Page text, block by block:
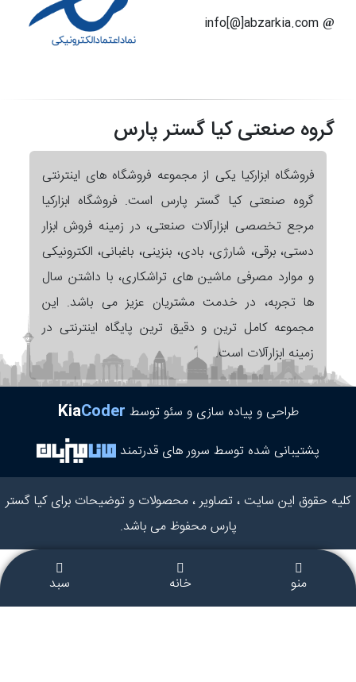
گروه صنعتی کیا گستر پارس
فروشگاه ابزارکیا یکی از مجموعه فروشگاه های اینترنتی
گروه صنعتی کیا گستر پارس است. فروشگاه ابزارکیا
مرجع تخصصی ابزارآلات صنعتی، در زمینه فروش ابزار
دستی، برقی، شارژی، بادی، بنزینی، باغبانی، الکترونیکی
و موارد مصرفی ماشین های تراشکاری، با داشتن سال
ها تجربه، در خدمت مشتریان عزیز می باشد. این
مجموعه کامل ترین و دقیق ترین پایگاه اینترنتی در
زمینه ابزارآلات است.
طراحی و پیاده سازی و سئو توسط KiaCoder
پشتیبانی شده توسط سرور های قدرتمند
کلیه حقوق این سایت ، تصاویر ، محصولات و توضیحات برای کیا گستر
پارس محفوظ می باشد.
منو خانه سبد